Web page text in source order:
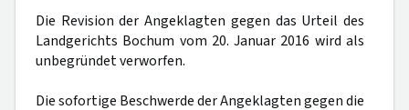
Die Revision der Angeklagten gegen das Urteil des
Landgerichts Bochum vom 20. Januar 2016 wird als
unbegründet verworfen.
Die sofortige Beschwerde der Angeklagten gegen die